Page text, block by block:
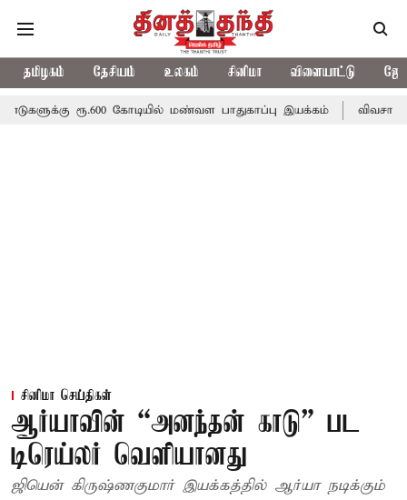
தமிழகம் தேசியம் உலகம் சினிமா விளையாட்டு
கோடியில் மண்வள பாதுகாப்பு இயக்கம் விவசாயிகளுக்கான
சினிமா செய்திகள்
ஆர்யாவின் “அனந்தன் காடு” பட
டிரெய்லர் வெளியானது
ஜியென் கிருஷ்ணகுமார் இயக்கத்தில் ஆர்யா நடிக்கும்